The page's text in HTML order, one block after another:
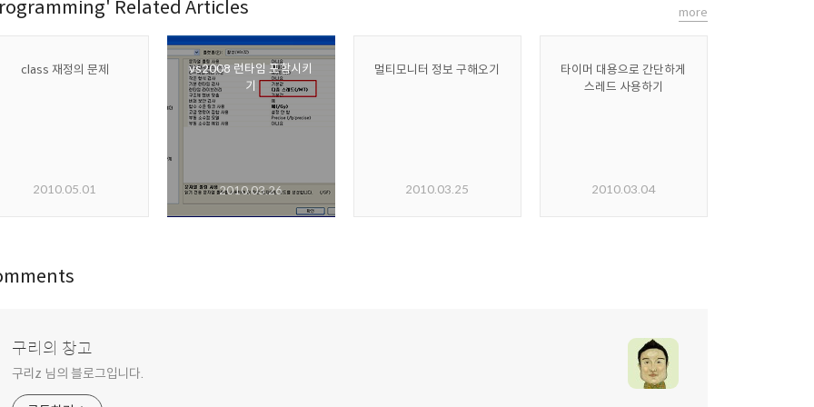
Related Articles
class 재정의 문제
2010.05.01
vs2008 런타임 포함시키
기
2010.03.26
멀티모니터 정보 구해오기
2010.03.25
타이머 대용으로 간단하게
스레드 사용하기
2010.03.04
more
구리의 창고
구리z 님의 블로그입니다.